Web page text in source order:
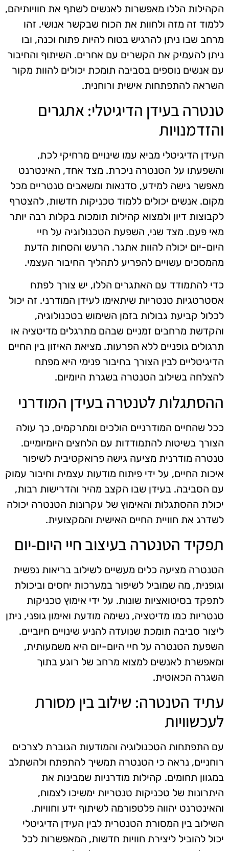
הקהילות הללו מאפשרות לאנשים לשתף את חוויותיהם,
ללמוד זה מזה ולחוות את הכוח שבקשר אנושי. זהו
מרחב שבו ניתן להרגיש בטוח להיות פתוח וכנה, ובו
ניתן להעמיק את הקשרים עם אחרים. השיתוף והחיבור
עם אנשים נוספים בסביבה תומכת יכולים להוות מקור
השראה להתפתחות אישית ורוחנית.
טנטרה בעידן הדיגיטלי: אתגרים
והזדמנויות
העידן הדיגיטלי מביא עמו שינויים מרחיקי לכת,
והשפעתו על הטנטרה ניכרת. מצד אחד, האינטרנט
מאפשר גישה למידע, סדנאות ומשאבים טנטריים מכל
מקום. אנשים יכולים ללמוד טכניקות חדשות, להצטרף
לקבוצות דיון ולמצוא קהילות תומכות בקלות רבה יותר
מאי פעם. מצד שני, השפעת הטכנולוגיה על חיי
היום-יום יכולה להוות אתגר. הרעש והסחות הדעת
מהמסכים עשויים להפריע לתהליך החיבור העצמי.
כדי להתמודד עם האתגרים הללו, יש צורך לפתח
אסטרטגיות טנטריות שיתאימו לעידן המודרני. זה יכול
לכלול קביעת גבולות בזמן השימוש בטכנולוגיה,
והקדשת מרחבים זמניים שבהם מתרגלים מדיטציה או
תרגולים גופניים ללא הפרעות. מציאת האיזון בין החיים
הדיגיטליים לבין הצורך בחיבור פנימי היא מפתח
להצלחה בשילוב הטנטרה בשגרת היומיום.
ההסתגלות לטנטרה בעידן המודרני
ככל שהחיים המודרניים הולכים ומתרקמים, כך עולה
הצורך בשיטות להתמודדות עם הלחצים היומיומיים.
טנטרה מודרנית מציעה גישה פרואקטיבית לשיפור
איכות החיים, על ידי פיתוח מודעות עצמית וחיבור עמוק
עם הסביבה. בעידן שבו הקצב מהיר והדרישות רבות,
יכולת ההסתגלות והאימוץ של עקרונות הטנטרה יכולה
לשדרג את חוויית החיים האישית והמקצועית.
תפקיד הטנטרה בעיצוב חיי היום-יום
הטנטרה מציעה כלים מעשיים לשילוב בריאות נפשית
וגופנית, מה שמוביל לשיפור במערכות יחסים וביכולת
לתפקד בסיטואציות שונות. על ידי אימוץ טכניקות
טנטריות כמו מדיטציה, נשימה מודעת ואימון גופני, ניתן
ליצור סביבה תומכת שנועדה להניע שינויים חיוביים.
השפעת הטנטרה על חיי היום-יום היא משמעותית,
ומאפשרת לאנשים למצוא מרחב של רוגע בתוך
השגרה הכאוטית.
עתיד הטנטרה: שילוב בין מסורת
לעכשוויות
עם התפתחות הטכנולוגיה והמודעות הגוברת לצרכים
רוחניים, נראה כי הטנטרה תמשיך להתפתח ולהשתלב
במגוון תחומים. קהילות מודרניות שמבינות את
היתרונות של טכניקות טנטריות ימשיכו לצמוח,
והאינטרנט יהווה פלטפורמה לשיתוף ידע וחוויות.
השילוב בין המסורת הטנטרית לבין העידן הדיגיטלי
יכול להוביל ליצירת חוויות חדשות, המאפשרות לכל